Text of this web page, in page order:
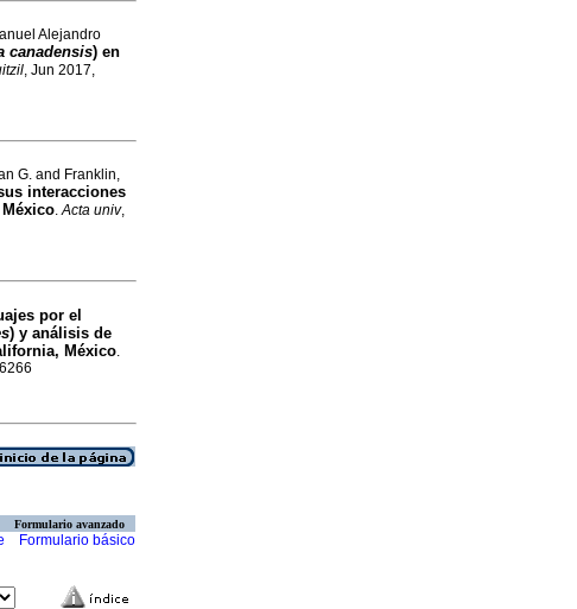
Alejandro
canadensis) en
, Jun 2017,
G. and Franklin,
interacciones
.Acta univ,
por el
) y análisis de
México.
Formulario avanzado
Formulario básico